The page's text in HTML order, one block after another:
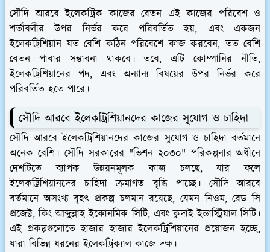
সৌদি আরবে ইলেকট্রিক কাজের বেতন এই কাজের পরিবেশ ও
শর্তাবলীর উপর নির্ভর করে পরিবর্তিত হয়, এবং একজন
ইলেকট্রিশিয়ান যত বেশি কঠিন পরিবেশে কাজ করবেন, তত বেশি
বেতন পাবার সম্ভাবনা থাকবে। তবে, এটি কোম্পানির নীতি,
ইলেকট্রিশিয়ানের পদ, এবং অন্যান্য বিষয়ের উপর নির্ভর করে
পরিবর্তিত হতে পারে।
সৌদি আরবে ইলেকট্রিশিয়ানদের কাজের সুযোগ ও চাহিদা
সৌদি আরবে ইলেকট্রিশিয়ানদের কাজের সুযোগ ও চাহিদা বর্তমানে
অনেক বেশি। সৌদি সরকারের "ভিশন ২০৩০" পরিকল্পনার অধীনে
দেশটিতে ব্যাপক উন্নয়নমূলক কাজ চলছে, যার ফলে
ইলেকট্রিশিয়ানদের চাহিদা ক্রমাগত বৃদ্ধি পাচ্ছে। সৌদি আরবে
বর্তমানে অসংখ্য বৃহৎ প্রকল্প চলমান রয়েছে, যেমন নিওম, রেড সি
প্রজেক্ট, কিং আব্দুল্লাহ ইকোনমিক সিটি, এবং কুদাই ইন্ডাস্ট্রিয়াল সিটি।
এই প্রকল্পগুলোতে হাজার হাজার ইলেকট্রিশিয়ানের প্রয়োজন হচ্ছে,
যারা বিভিন্ন ধরনের ইলেকট্রিক্যাল কাজে দক্ষ।